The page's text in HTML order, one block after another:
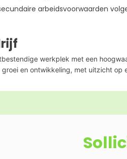
arbeidsvoorwaarden
werkplek met een
en ontwikkeling, met uitzicht op